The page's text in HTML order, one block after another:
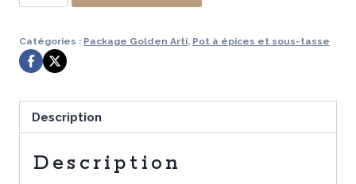
de
de
3
épice
avec
Catégories : Package Golden Arti, Pot à épices et sous-tasse
Description
Description